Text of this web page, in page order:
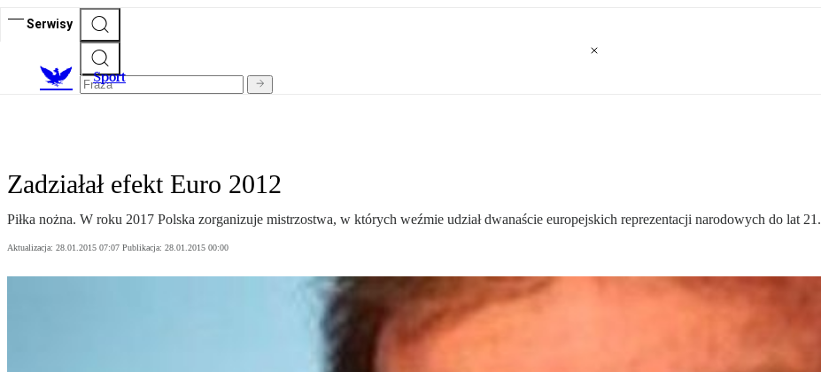
Serwisy
Sport
Zadziałał efekt Euro 2012
Piłka nożna. W roku 2017 Polska zorganizuje mistrzostwa, w których weźmie udział dwanaście europejskich reprezentacji narodowych do lat 21.
Aktualizacja: 28.01.2015 07:07 Publikacja: 28.01.2015 00:00